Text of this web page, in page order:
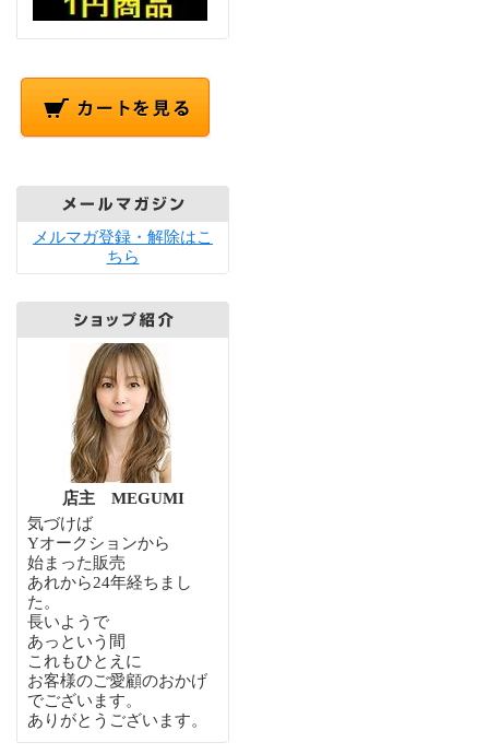
メルマガ登録・解除はこ
ちら
店主 MEGUMI
気づけば
Yオークションから
始まった販売
あれから24年経ちまし
た。
長いようで
あっという間
これもひとえに
お客様のご愛顧のおかげ
でございます。
ありがとうございます。